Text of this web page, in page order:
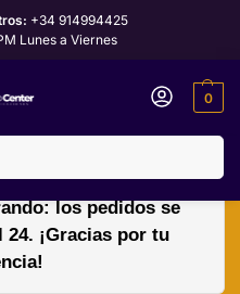
+34 914994425
Lunes a Viernes
0
10 al 24 de agosto.
los pedidos se
¡Gracias por tu